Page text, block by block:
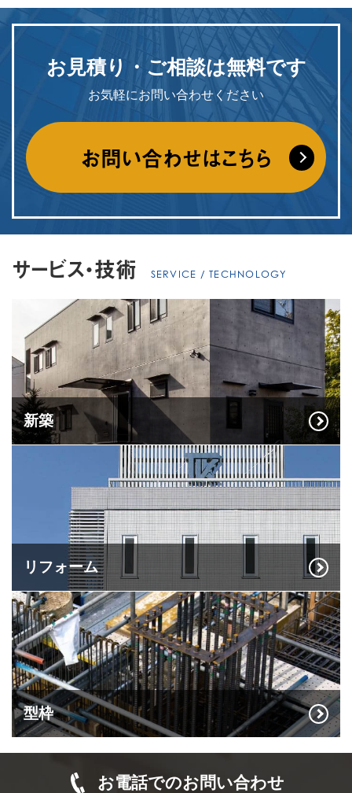
お見積り・ご相談は無料です
お気軽にお問い合わせください
お問い合わせはこちら
サービス・技術 SERVICE / TECHNOLOGY
新築
リフォーム
型枠
お電話でのお問い合わせ